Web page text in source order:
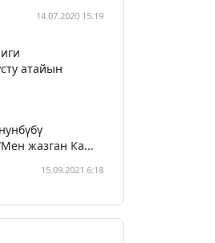
14.07.2020 15:19
атайын
жазган Ка...
15.09.2021 6:18